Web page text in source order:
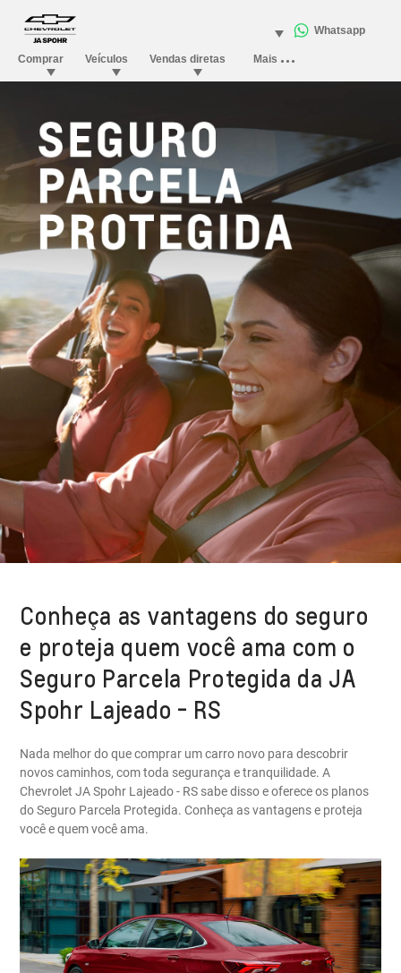
Conheça as vantagens do seguro
e proteja quem você ama com o
Seguro Parcela Protegida da JA
Spohr Lajeado - RS
Nada melhor do que comprar um carro novo para descobrir
novos caminhos, com toda segurança e tranquilidade. A
Chevrolet JA Spohr Lajeado - RS sabe disso e oferece os planos
do Seguro Parcela Protegida. Conheça as vantagens e proteja
você e quem você ama.